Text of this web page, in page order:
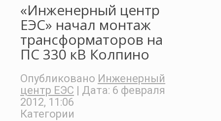
«Инженерный центр
ЕЭС» начал монтаж
трансформаторов на
ПС 330 кВ Колпино
Опубликовано Инженерный
центр ЕЭС
| Дата: 6 февраля
2012, 11:06
Категории